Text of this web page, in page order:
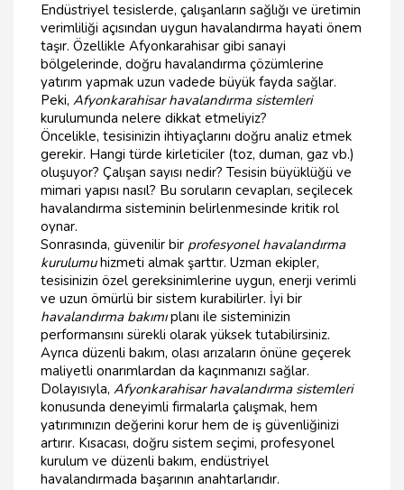
Endüstriyel tesislerde, çalışanların sağlığı ve üretimin
verimliliği açısından uygun havalandırma hayati önem
taşır. Özellikle Afyonkarahisar gibi sanayi
bölgelerinde, doğru havalandırma çözümlerine
yatırım yapmak uzun vadede büyük fayda sağlar.
Peki, Afyonkarahisar havalandırma sistemleri
kurulumunda nelere dikkat etmeliyiz?
Öncelikle, tesisinizin ihtiyaçlarını doğru analiz etmek
gerekir. Hangi türde kirleticiler (toz, duman, gaz vb.)
oluşuyor? Çalışan sayısı nedir? Tesisin büyüklüğü ve
mimari yapısı nasıl? Bu soruların cevapları, seçilecek
havalandırma sisteminin belirlenmesinde kritik rol
oynar.
Sonrasında, güvenilir bir profesyonel havalandırma
kurulumuhizmeti almak şarttır. Uzman ekipler,
tesisinizin özel gereksinimlerine uygun, enerji verimli
ve uzun ömürlü bir sistem kurabilirler. İyi bir
havalandırma bakımıplanı ile sisteminizin
performansını sürekli olarak yüksek tutabilirsiniz.
Ayrıca düzenli bakım, olası arızaların önüne geçerek
maliyetli onarımlardan da kaçınmanızı sağlar.
Dolayısıyla, Afyonkarahisar havalandırma sistemleri
konusunda deneyimli firmalarla çalışmak, hem
yatırımınızın değerini korur hem de iş güvenliğinizi
artırır. Kısacası, doğru sistem seçimi, profesyonel
kurulum ve düzenli bakım, endüstriyel
havalandırmada başarının anahtarlarıdır.